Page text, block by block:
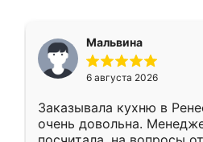
Мальвина
6 августа 2026
Заказывала кухню в
очень довольна.